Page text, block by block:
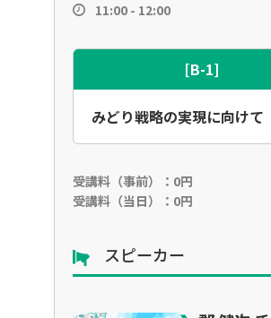
11:00 - 12:00
[B-1]
みどり戦略の実現に向けて
受講料（事前）：0円
受講料（当日）：0円
スピーカー